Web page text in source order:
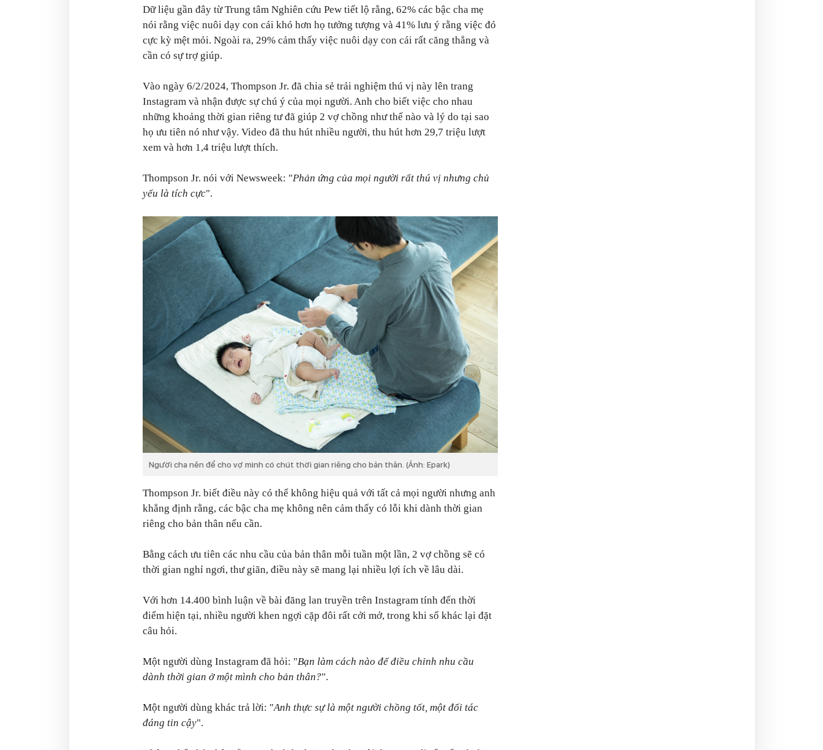
Dữ liệu gần đây từ Trung tâm Nghiên cứu Pew tiết lộ rằng, 62% các bậc cha mẹ
nói rằng việc nuôi dạy con cái khó hơn họ tưởng tượng và 41% lưu ý rằng việc đó
cực kỳ mệt mỏi. Ngoài ra, 29% cảm thấy việc nuôi dạy con cái rất căng thẳng và
cần có sự trợ giúp.
Vào ngày 6/2/2024, Thompson Jr. đã chia sẻ trải nghiệm thú vị này lên trang
Instagram và nhận được sự chú ý của mọi người. Anh cho biết việc cho nhau
những khoảng thời gian riêng tư đã giúp 2 vợ chồng như thế nào và lý do tại sao
họ ưu tiên nó như vậy. Video đã thu hút nhiều người, thu hút hơn 29,7 triệu lượt
xem và hơn 1,4 triệu lượt thích.
Thompson Jr. nói với Newsweek: "Phản ứng của mọi người rất thú vị nhưng chủ
yếu là tích cực".
Người cha nên để cho vợ mình có chút thời gian riêng cho bản thân. (Ảnh: Epark)
Thompson Jr. biết điều này có thể không hiệu quả với tất cả mọi người nhưng anh
khẳng định rằng, các bậc cha mẹ không nên cảm thấy có lỗi khi dành thời gian
riêng cho bản thân nếu cần.
Bằng cách ưu tiên các nhu cầu của bản thân mỗi tuần một lần, 2 vợ chồng sẽ có
thời gian nghỉ ngơi, thư giãn, điều này sẽ mang lại nhiều lợi ích về lâu dài.
Với hơn 14.400 bình luận về bài đăng lan truyền trên Instagram tính đến thời
điểm hiện tại, nhiều người khen ngợi cặp đôi rất cởi mở, trong khi số khác lại đặt
câu hỏi.
Một người dùng Instagram đã hỏi: "Bạn làm cách nào để điều chỉnh nhu cầu
dành thời gian ở một mình cho bản thân?".
Một người dùng khác trả lời: "Anh thực sự là một người chồng tốt, một đối tác
đáng tin cậy".